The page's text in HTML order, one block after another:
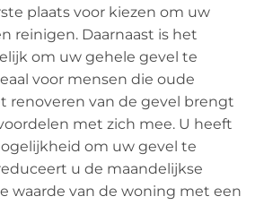
plaats voor kiezen om uw
reinigen. Daarnaast is het
om uw gehele gevel te
voor mensen die oude
renoveren van de gevel brengt
met zich mee. U heeft
om uw gevel te
u de maandelijkse
waarde van de woning met een